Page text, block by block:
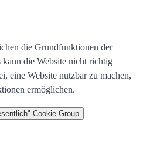
die Grundfunktionen der
kann die Website nicht richtig
eine Website nutzbar zu machen,
ermöglichen.
Cookie Group